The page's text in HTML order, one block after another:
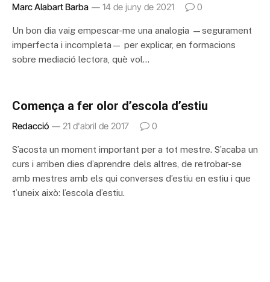
Marc Alabart Barba 14 de juny de 2021 0
Un bon dia vaig empescar-me una analogia —segurament
imperfecta i incompleta— per explicar, en formacions
sobre mediació lectora, què vol…
Comença a fer olor d’escola d’estiu
Redacció 21 d'abril de 2017 0
S’acosta un moment important per a tot mestre. S’acaba un
curs i arriben dies d’aprendre dels altres, de retrobar-se
amb mestres amb els qui converses d’estiu en estiu i que
t’uneix això: l’escola d’estiu.